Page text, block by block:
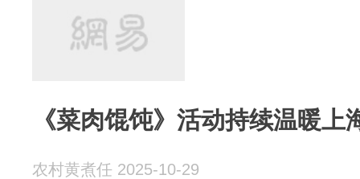
《菜肉馄饨》活动持续温暖上
农村黄煮任 2025-10-29